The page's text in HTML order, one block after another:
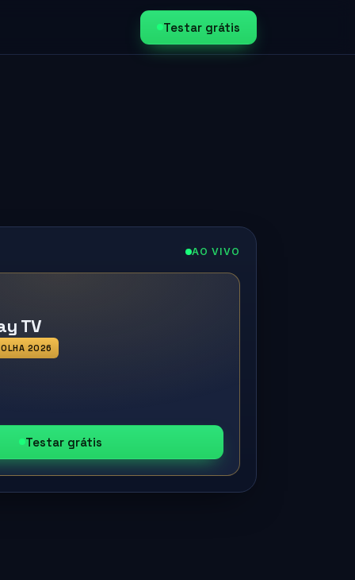
Testar grátis
AO VIVO
TV
2026
Testar grátis